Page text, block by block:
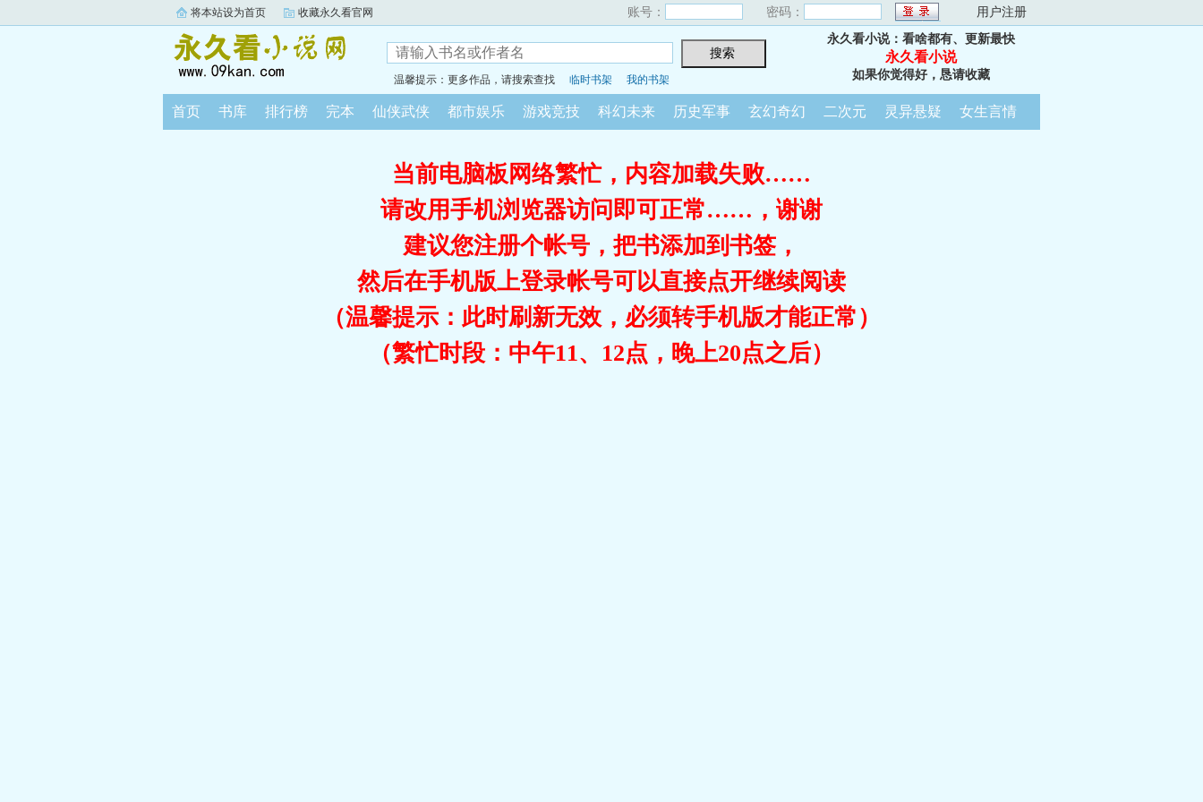
将本站设为首页 收藏永久看官网 账号： 密码： 用户注册
温馨提示：更多作品，请搜索查找 临时书架 我的书架
永久看小说：看啥都有、更新最快
永久看小说
如果你觉得好，恳请收藏
首页 书库 排行榜 完本 仙侠武侠 都市娱乐 游戏竞技 科幻未来 历史军事 玄幻奇幻 二次元 灵异悬疑 女生言情
当前电脑板网络繁忙，内容加载失败……
请改用手机浏览器访问即可正常……，谢谢
建议您注册个帐号，把书添加到书签，
然后在手机版上登录帐号可以直接点开继续阅读
（温馨提示：此时刷新无效，必须转手机版才能正常）
（繁忙时段：中午11、12点，晚上20点之后）